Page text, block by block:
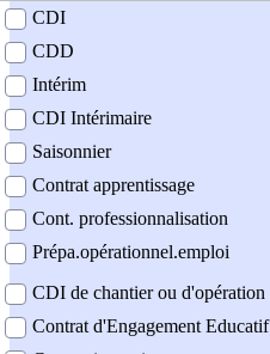
contrat
CDI
CDD
Intérim
CDI Intérimaire
Saisonnier
Contrat apprentissage
Cont. professionnalisation
Prépa.opérationnel.emploi
CDI de chantier ou d'opération
Contrat d'Engagement Educatif